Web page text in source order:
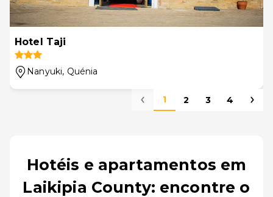
Hotel Taji
Nanyuki, Quénia
1 2 3 4
Hotéis e apartamentos em
Laikipia County: encontre o